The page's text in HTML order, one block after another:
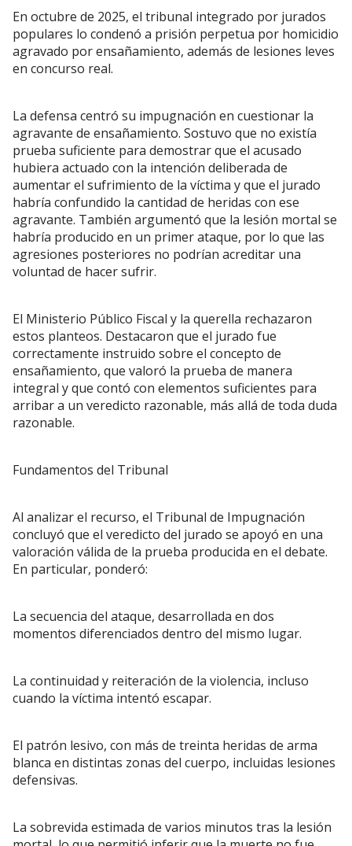
En octubre de 2025, el tribunal integrado por jurados
populares lo condenó a prisión perpetua por homicidio
agravado por ensañamiento, además de lesiones leves
en concurso real.
La defensa centró su impugnación en cuestionar la
agravante de ensañamiento. Sostuvo que no existía
prueba suficiente para demostrar que el acusado
hubiera actuado con la intención deliberada de
aumentar el sufrimiento de la víctima y que el jurado
habría confundido la cantidad de heridas con ese
agravante. También argumentó que la lesión mortal se
habría producido en un primer ataque, por lo que las
agresiones posteriores no podrían acreditar una
voluntad de hacer sufrir.
El Ministerio Público Fiscal y la querella rechazaron
estos planteos. Destacaron que el jurado fue
correctamente instruido sobre el concepto de
ensañamiento, que valoró la prueba de manera
integral y que contó con elementos suficientes para
arribar a un veredicto razonable, más allá de toda duda
razonable.
Fundamentos del Tribunal
Al analizar el recurso, el Tribunal de Impugnación
concluyó que el veredicto del jurado se apoyó en una
valoración válida de la prueba producida en el debate.
En particular, ponderó:
La secuencia del ataque, desarrollada en dos
momentos diferenciados dentro del mismo lugar.
La continuidad y reiteración de la violencia, incluso
cuando la víctima intentó escapar.
El patrón lesivo, con más de treinta heridas de arma
blanca en distintas zonas del cuerpo, incluidas lesiones
defensivas.
La sobrevida estimada de varios minutos tras la lesión